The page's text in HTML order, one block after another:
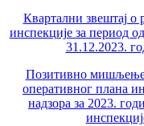
Квартални звештај о
инспекције за период
31.12.2023.
Позитивно мишљење
оперативног плана
надзора за 2023.